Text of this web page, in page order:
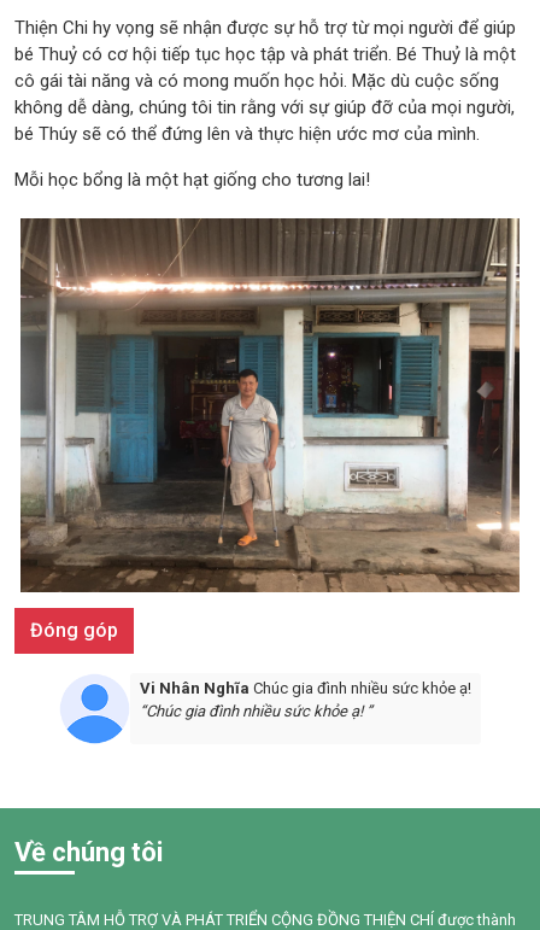
Thiện Chi hy vọng sẽ nhận được sự hỗ trợ từ mọi người để giúp
bé Thuỷ có cơ hội tiếp tục học tập và phát triển. Bé Thuỷ là một
cô gái tài năng và có mong muốn học hỏi. Mặc dù cuộc sống
không dễ dàng, chúng tôi tin rằng với sự giúp đỡ của mọi người,
bé Thúy sẽ có thể đứng lên và thực hiện ước mơ của mình.
Mỗi học bổng là một hạt giống cho tương lai!
Đóng góp
Vi Nhân Nghĩa Chúc gia đình nhiều sức khỏe ạ!
“Chúc gia đình nhiều sức khỏe ạ! ”
Về chúng tôi
TRUNG TÂM HỖ TRỢ VÀ PHÁT TRIỂN CỘNG ĐỒNG THIỆN CHÍ được thành